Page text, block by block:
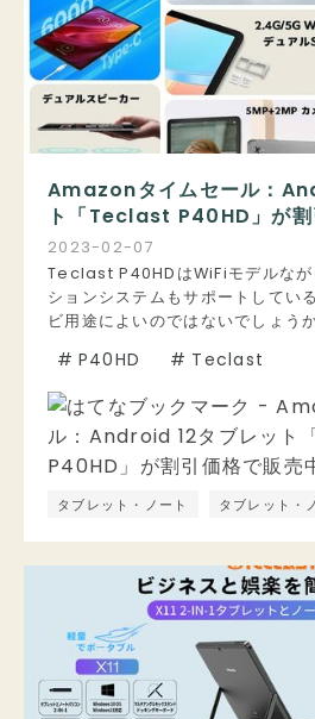
2023-02-07
Amazonタイムセール：
ト「Teclast P40HD」が割
タブレット・ノート タブレット
Teclast P40HDはWiFiモデルなが
ションシステムもサポートしてい
ビ用途によいのではないでしょうか
# P40HD # Teclast